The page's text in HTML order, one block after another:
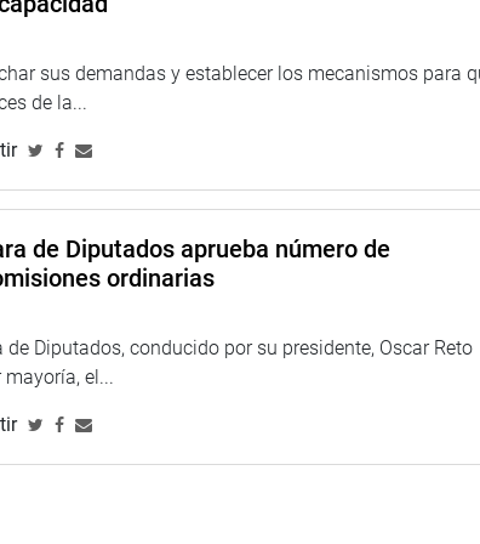
y Contraloría recibió a Leonardo Calderón Valdiviezo,
expuso la situación vinculada a la servidumbre
de Obstetras del Perú.
sus demandas y establecer los mecanismos para
de la...
de Diputados aprueba número de
ordinarias
de Diputados, conducido por su presidente, Oscar Reto
el...